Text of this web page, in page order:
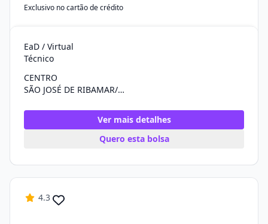
Exclusivo no cartão de crédito
EaD / Virtual
Técnico
CENTRO
SÃO JOSÉ DE RIBAMAR/MA
Ver mais detalhes
Quero esta bolsa
4.3